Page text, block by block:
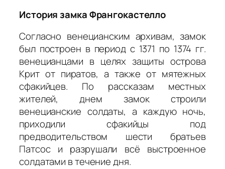
История замка Франгокастелло
Согласно венецианским архивам, замок
был построен в период с 1371 по 1374 гг.
венецианцами в целях защиты острова
Крит от пиратов, а также от мятежных
сфакийцев. По рассказам местных
жителей, днем замок строили
венецианские солдаты, а каждую ночь,
приходили сфакийцы под
предводительством шести братьев
Патсос и разрушали всё выстроенное
солдатами в течение дня.